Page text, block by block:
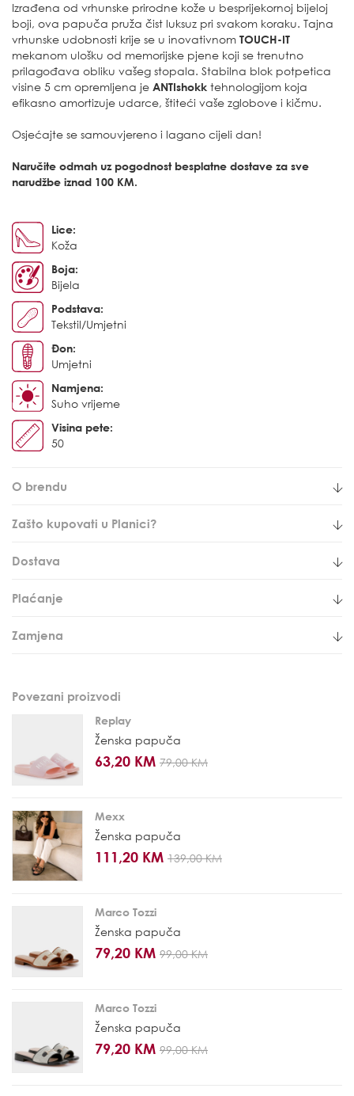
Izrađena od vrhunske prirodne kože u besprijekornoj bijeloj
boji, ova papuča pruža čist luksuz pri svakom koraku. Tajna
vrhunske udobnosti krije se u inovativnom TOUCH-IT
mekanom ulošku od memorijske pjene koji se trenutno
prilagođava obliku vašeg stopala. Stabilna blok potpetica
visine 5 cm opremljena je ANTIshokk tehnologijom koja
efikasno amortizuje udarce, štiteći vaše zglobove i kičmu.
Osjećajte se samouvjereno i lagano cijeli dan!
Naručite odmah uz pogodnost besplatne dostave za sve
narudžbe iznad 100 KM.
Lice:
Koža
Boja:
Bijela
Podstava:
Tekstil/Umjetni
Đon:
Umjetni
Namjena:
Suho vrijeme
Visina pete:
50
O brendu
Zašto kupovati u Planici?
Dostava
Plaćanje
Zamjena
Povezani proizvodi
Replay
Ženska papuča
63,20 KM 79,00 KM
Mexx
Ženska papuča
111,20 KM 139,00 KM
Marco Tozzi
Ženska papuča
79,20 KM 99,00 KM
Marco Tozzi
Ženska papuča
79,20 KM 99,00 KM